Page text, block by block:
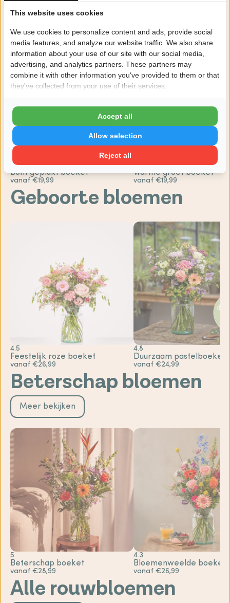
Bekijk alle veldboeketten
4.6
Bont geplukt boeket
vanaf €19,99
4.9
Warme groet boeket
vanaf €19,99
Geboorte bloemen
4.5
Feestelijk roze boeket
vanaf €26,99
4.8
Duurzaam pastelboeket
vanaf €24,99
Beterschap bloemen
Meer bekijken
5
Beterschap boeket
vanaf €28,99
4.3
Bloemenweelde boeket
vanaf €26,99
Alle rouwbloemen
This website uses cookies
We use cookies to personalize content and ads, provide social
media features, and analyze our website traffic. We also share
information about your use of our site with our social media,
advertising, and analytics partners. These partners may
combine it with other information you've provided to them or that
they've collected from your use of their services.
Reject all
Allow selection
Accept all